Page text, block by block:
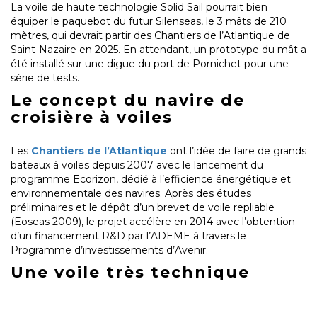
La voile de haute technologie Solid Sail pourrait bien
équiper le paquebot du futur Silenseas, le 3 mâts de 210
mètres, qui devrait partir des Chantiers de l’Atlantique de
Saint-Nazaire en 2025. En attendant, un prototype du mât a
été installé sur une digue du port de Pornichet pour une
série de tests.
Le concept du navire de
croisière à voiles
Les Chantiers de l’Atlantique ont l’idée de faire de grands
bateaux à voiles depuis 2007 avec le lancement du
programme Ecorizon, dédié à l’efficience énergétique et
environnementale des navires. Après des études
préliminaires et le dépôt d’un brevet de voile repliable
(Eoseas 2009), le projet accélère en 2014 avec l’obtention
d’un financement R&D par l’ADEME à travers le
Programme d’investissements d’Avenir.
Une voile très technique